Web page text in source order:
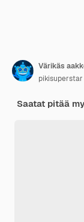
Värikäs
pikisuperstar
Saatat pitää